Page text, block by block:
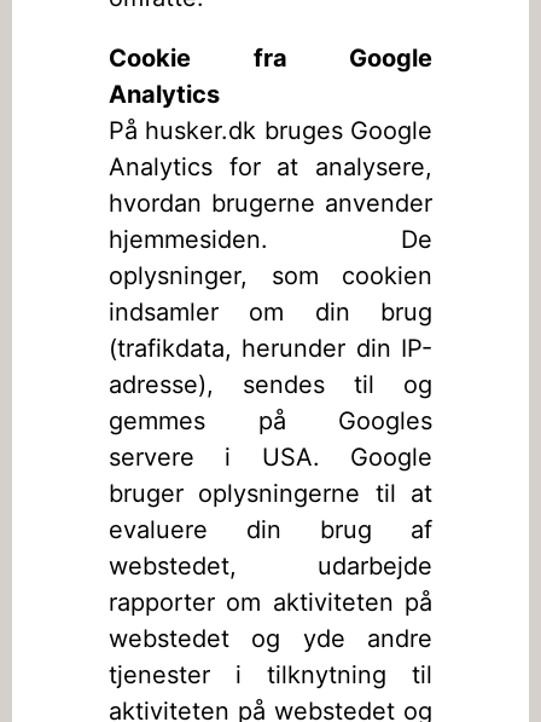
Cookie fra Google
Analytics
På husker.dk bruges Google
Analytics for at analysere,
hvordan brugerne anvender
hjemmesiden. De
oplysninger, som cookien
indsamler om din brug
(trafikdata, herunder din IP-
adresse), sendes til og
gemmes på Googles
servere i USA. Google
bruger oplysningerne til at
evaluere din brug af
webstedet, udarbejde
rapporter om aktiviteten på
webstedet og yde andre
tjenester i tilknytning til
aktiviteten på webstedet og